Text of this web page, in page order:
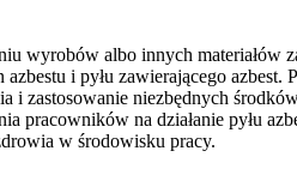
wyrobów albo innych materiałów
i pyłu zawierającego azbest.
i zastosowanie niezbędnych
pracowników na działanie pyłu
w środowisku pracy.